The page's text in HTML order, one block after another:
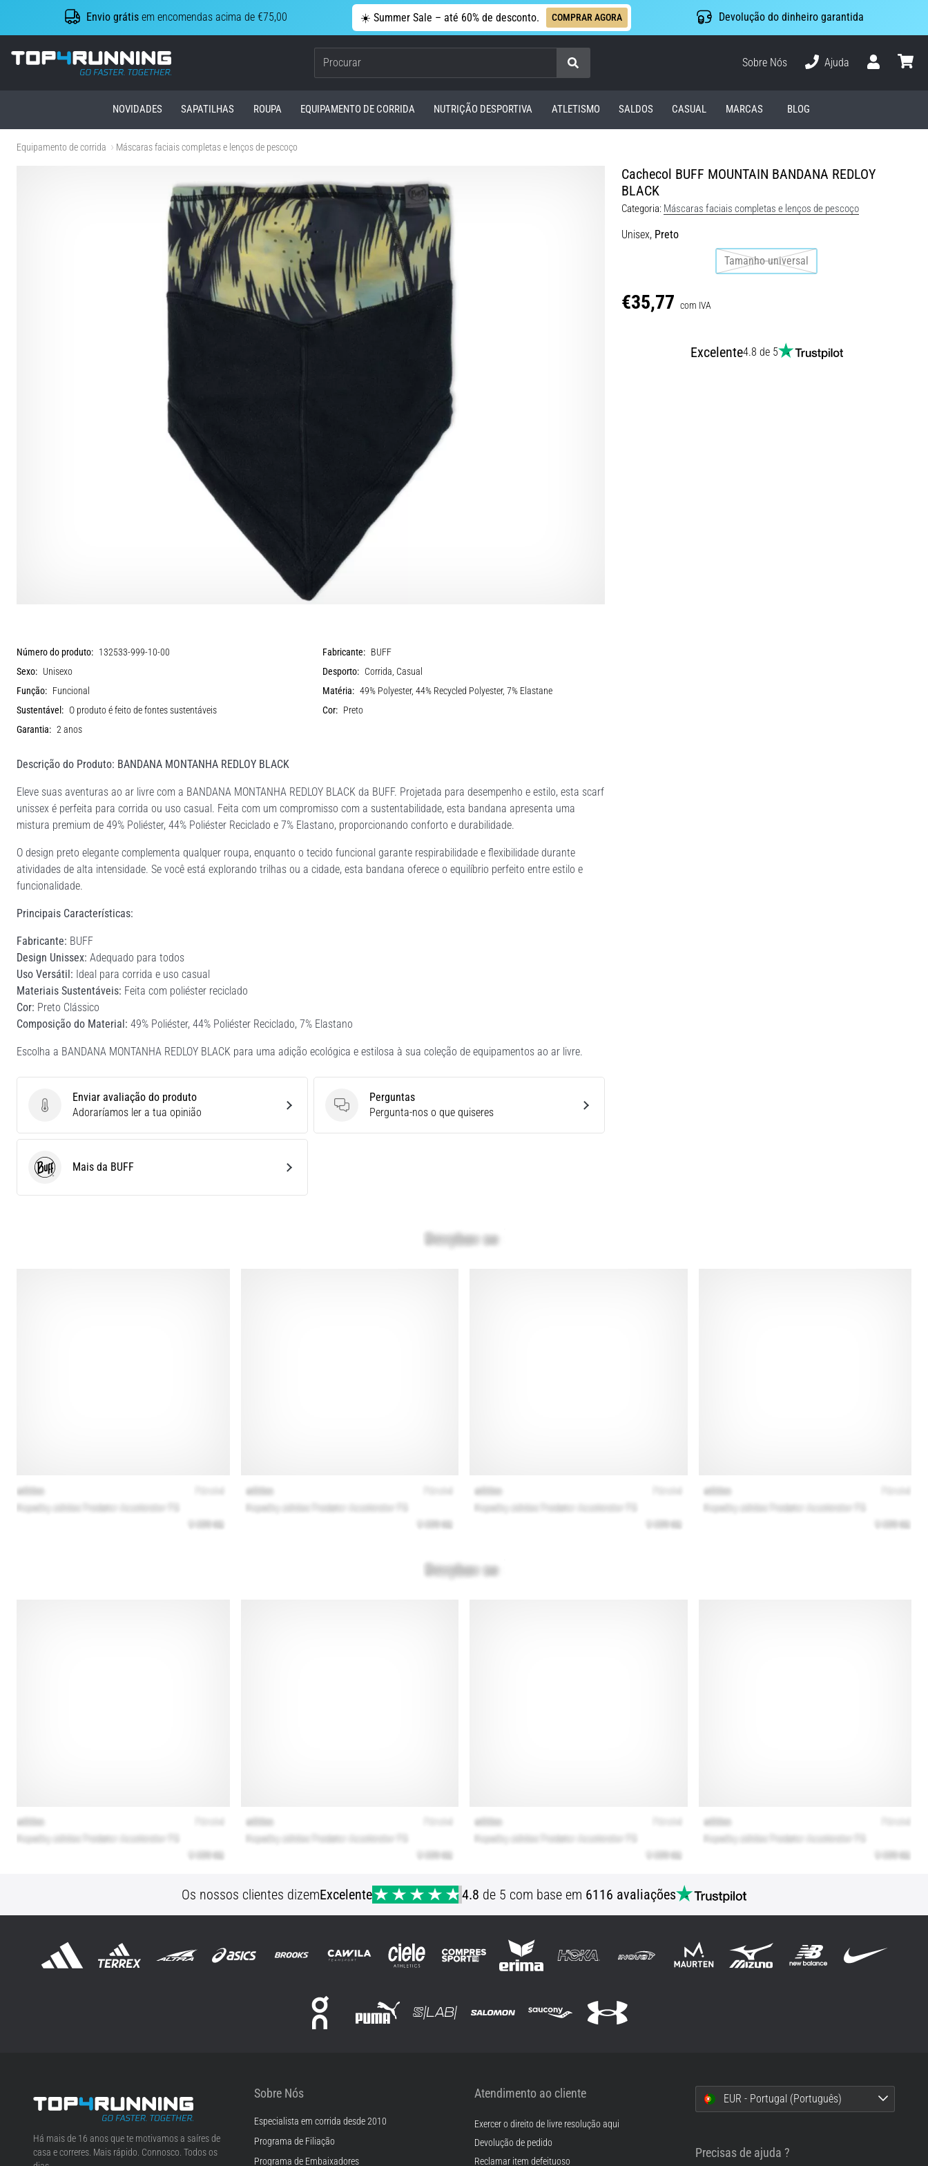
Envio grátis em encomendas acima de €75,00 ☀️ Summer Sale – até 60% de desconto. COMPRAR AGORA Devolução do dinheiro garantida
Top4Running.pt
Procurar
Sobre Nós
Ajuda
NOVIDADES SAPATILHAS ROUPA EQUIPAMENTO DE CORRIDA NUTRIÇÃO DESPORTIVA ATLETISMO SALDOS CASUAL MARCAS BLOG
Equipamento de corrida Máscaras faciais completas e lenços de pescoço
Cachecol BUFF MOUNTAIN BANDANA REDLOY
BLACK
Categoria: Máscaras faciais completas e lenços de pescoço
Unisex, Preto
Tamanho universal
€35,77 com IVA
Excelente4.8 de 5
Número do produto: 132533-999-10-00 Fabricante: BUFF
Sexo: Unisexo Desporto: Corrida, Casual
Função: Funcional Matéria: 49% Polyester, 44% Recycled Polyester, 7% Elastane
Sustentável: O produto é feito de fontes sustentáveis Cor: Preto
Garantia: 2 anos
Descrição do Produto: BANDANA MONTANHA REDLOY BLACK
Eleve suas aventuras ao ar livre com a BANDANA MONTANHA REDLOY BLACK da BUFF. Projetada para desempenho e estilo, esta scarf
unissex é perfeita para corrida ou uso casual. Feita com um compromisso com a sustentabilidade, esta bandana apresenta uma
mistura premium de 49% Poliéster, 44% Poliéster Reciclado e 7% Elastano, proporcionando conforto e durabilidade.
O design preto elegante complementa qualquer roupa, enquanto o tecido funcional garante respirabilidade e flexibilidade durante
atividades de alta intensidade. Se você está explorando trilhas ou a cidade, esta bandana oferece o equilíbrio perfeito entre estilo e
funcionalidade.
Principais Características:
Fabricante: BUFF
Design Unissex: Adequado para todos
Uso Versátil: Ideal para corrida e uso casual
Materiais Sustentáveis: Feita com poliéster reciclado
Cor: Preto Clássico
Composição do Material: 49% Poliéster, 44% Poliéster Reciclado, 7% Elastano
Escolha a BANDANA MONTANHA REDLOY BLACK para uma adição ecológica e estilosa à sua coleção de equipamentos ao ar livre.
Enviar avaliação do produto
Enviar avaliação do produto
Adoraríamos ler a tua opinião
Perguntas
Perguntas
Pergunta-nos o que quiseres
BUFF Mais da BUFF
Os nossos clientes dizemExcelente 4.8 de 5 com base em 6116 avaliações
Top4Running.pt
Há mais de 16 anos que te motivamos a saíres de
casa e correres. Mais rápido. Connosco. Todos os
Sobre Nós
Especialista em corrida desde 2010
Programa de Filiação
Programa de Embaixadores
Atendimento ao cliente
Exercer o direito de livre resolução aqui
Devolução de pedido
Reclamar item defeituoso
EUR - Portugal (Português)
Precisas de ajuda ?